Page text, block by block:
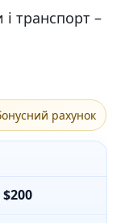
транспорт –
рахунок